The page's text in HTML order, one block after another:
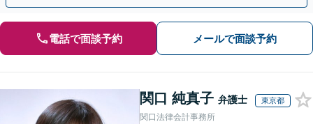
電話で面談予約 メールで面談予約
関口 純真子 弁護士 東京都
関口法律会計事務所